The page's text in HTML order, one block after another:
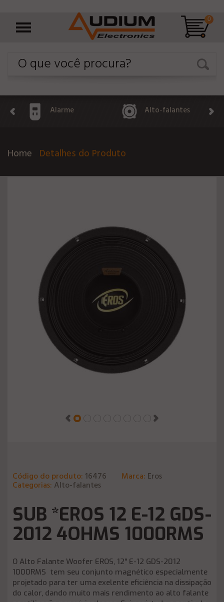
0
Alarme Alto-falantes
Home Detalhes do Produto
Código do produto: 16476 Marca: Eros
Categorias: Alto-falantes
SUB *EROS 12 E-12 GDS-
2012 4OHMS 1000RMS
O Alto Falante Woofer EROS, 12" E-12 GDS-2012
1000RMS tem seu conjunto magnético especialmente
projetado para ter uma exelente eficiência na dissipação
do calor, dando muito mais rendimento ao alto falante